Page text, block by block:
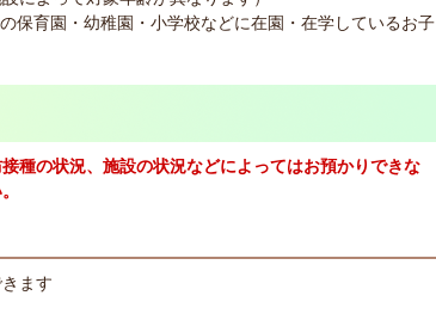
保育園・幼稚園・小学校などに在園・在学しているお子
種の状況、施設の状況などによってはお預かりできな
ます